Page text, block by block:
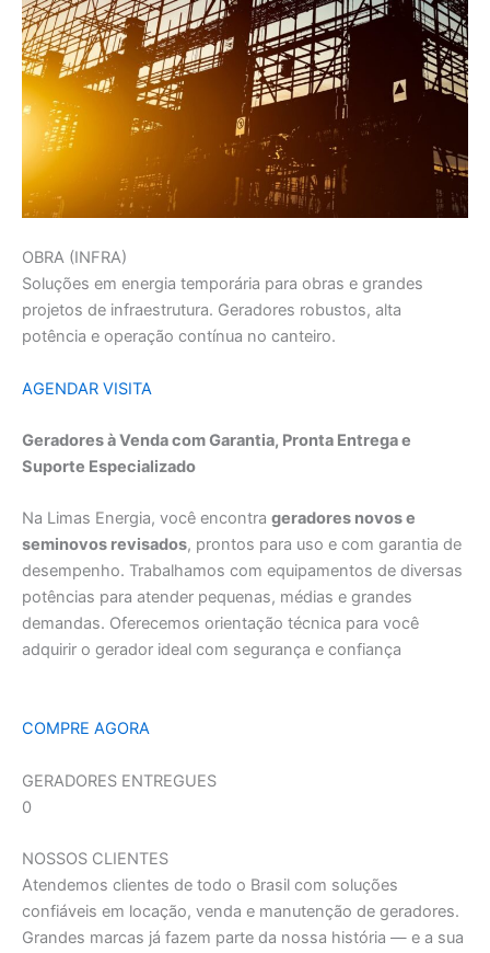
OBRA (INFRA)
Soluções em energia temporária para obras e grandes
projetos de infraestrutura. Geradores robustos, alta
potência e operação contínua no canteiro.
AGENDAR VISITA
Geradores à Venda com Garantia, Pronta Entrega e
Suporte Especializado
Na Limas Energia, você encontra geradores novos e
seminovos revisados, prontos para uso e com garantia de
desempenho. Trabalhamos com equipamentos de diversas
potências para atender pequenas, médias e grandes
demandas. Oferecemos orientação técnica para você
adquirir o gerador ideal com segurança e confiança
COMPRE AGORA
GERADORES ENTREGUES
0
NOSSOS CLIENTES
Atendemos clientes de todo o Brasil com soluções
confiáveis em locação, venda e manutenção de geradores.
Grandes marcas já fazem parte da nossa história — e a sua